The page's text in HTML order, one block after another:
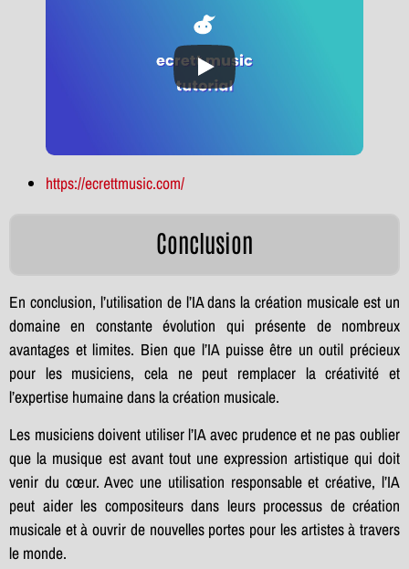
https://ecrettmusic.com/
Conclusion
En conclusion, l’utilisation de l’IA dans la création musicale est un
domaine en constante évolution qui présente de nombreux
avantages et limites. Bien que l’IA puisse être un outil précieux
pour les musiciens, cela ne peut remplacer la créativité et
l’expertise humaine dans la création musicale.
Les musiciens doivent utiliser l’IA avec prudence et ne pas oublier
que la musique est avant tout une expression artistique qui doit
venir du cœur. Avec une utilisation responsable et créative, l’IA
peut aider les compositeurs dans leurs processus de création
musicale et à ouvrir de nouvelles portes pour les artistes à travers
le monde.